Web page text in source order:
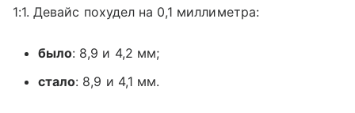
1:1. Девайс похудел на 0,1 миллиметра:
было: 8,9 и 4,2 мм;
стало: 8,9 и 4,1 мм.